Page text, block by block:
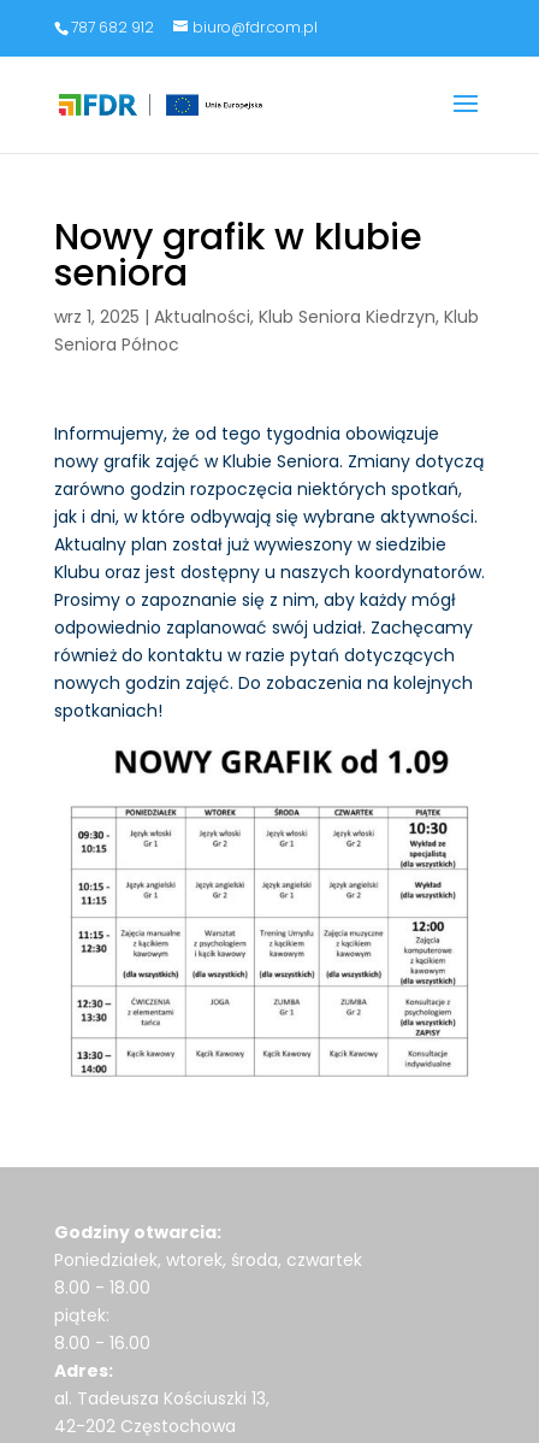
787 682 912 biuro@fdr.com.pl
Nowy grafik w klubie
seniora
wrz 1, 2025 | Aktualności, Klub Seniora Kiedrzyn, Klub
Seniora Północ
Informujemy, że od tego tygodnia obowiązuje
nowy grafik zajęć w Klubie Seniora. Zmiany dotyczą
zarówno godzin rozpoczęcia niektórych spotkań,
jak i dni, w które odbywają się wybrane aktywności.
Aktualny plan został już wywieszony w siedzibie
Klubu oraz jest dostępny u naszych koordynatorów.
Prosimy o zapoznanie się z nim, aby każdy mógł
odpowiednio zaplanować swój udział. Zachęcamy
również do kontaktu w razie pytań dotyczących
nowych godzin zajęć. Do zobaczenia na kolejnych
spotkaniach!
Godziny otwarcia:
Poniedziałek, wtorek, środa, czwartek
8.00 - 18.00
piątek:
8.00 - 16.00
Adres:
al. Tadeusza Kościuszki 13,
42-202 Częstochowa